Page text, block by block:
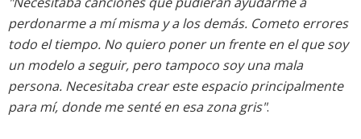
perdonarme a mí misma y a los demás. Cometo errores
todo el tiempo. No quiero poner un frente en el que soy
un modelo a seguir, pero tampoco soy una mala
persona. Necesitaba crear este espacio principalmente
para mí, donde me senté en esa zona gris".